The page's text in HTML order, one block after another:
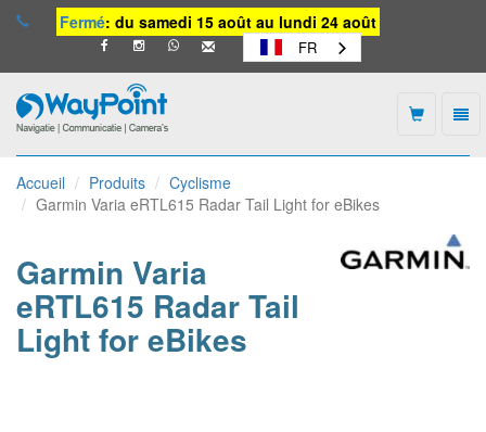
Fermé: du samedi 15 août au lundi 24 août
FR
-
vers
la
Accueil Produits
Cyclisme
Garmin Varia eRTL615 Radar Tail Light for eBikes
Garmin Varia
eRTL615 Radar Tail
Light for eBikes